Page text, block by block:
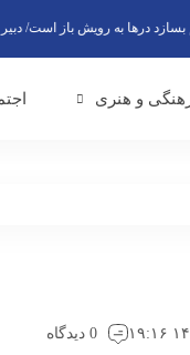
به رویش باز است/ دبیر
و هنری
0 دیدگاه